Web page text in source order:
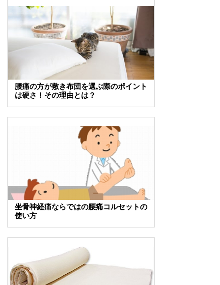
腰痛の方が敷き布団を選ぶ際のポイント
は硬さ！その理由とは？
坐骨神経痛ならではの腰痛コルセットの
使い方